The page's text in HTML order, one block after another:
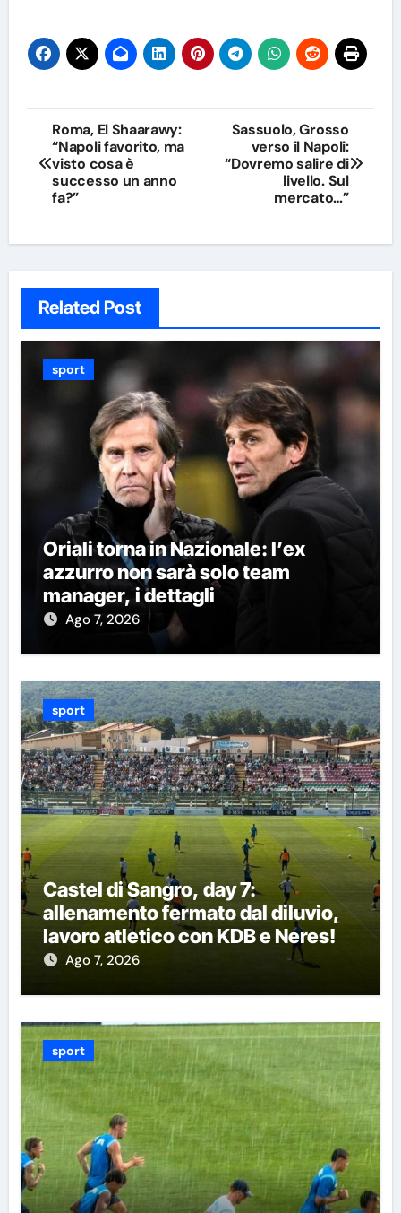
Navigazione
articoli
Roma, El Shaarawy:
“Napoli favorito, ma
visto cosa è
successo un anno
fa?”
Sassuolo, Grosso
verso il Napoli:
“Dovremo salire di
livello. Sul
mercato…”
Related Post
sport
Oriali torna in Nazionale: l’ex
azzurro non sarà solo team
manager, i dettagli
Ago 7, 2026
sport
Castel di Sangro, day 7:
allenamento fermato dal diluvio,
lavoro atletico con KDB e Neres!
Ago 7, 2026
sport